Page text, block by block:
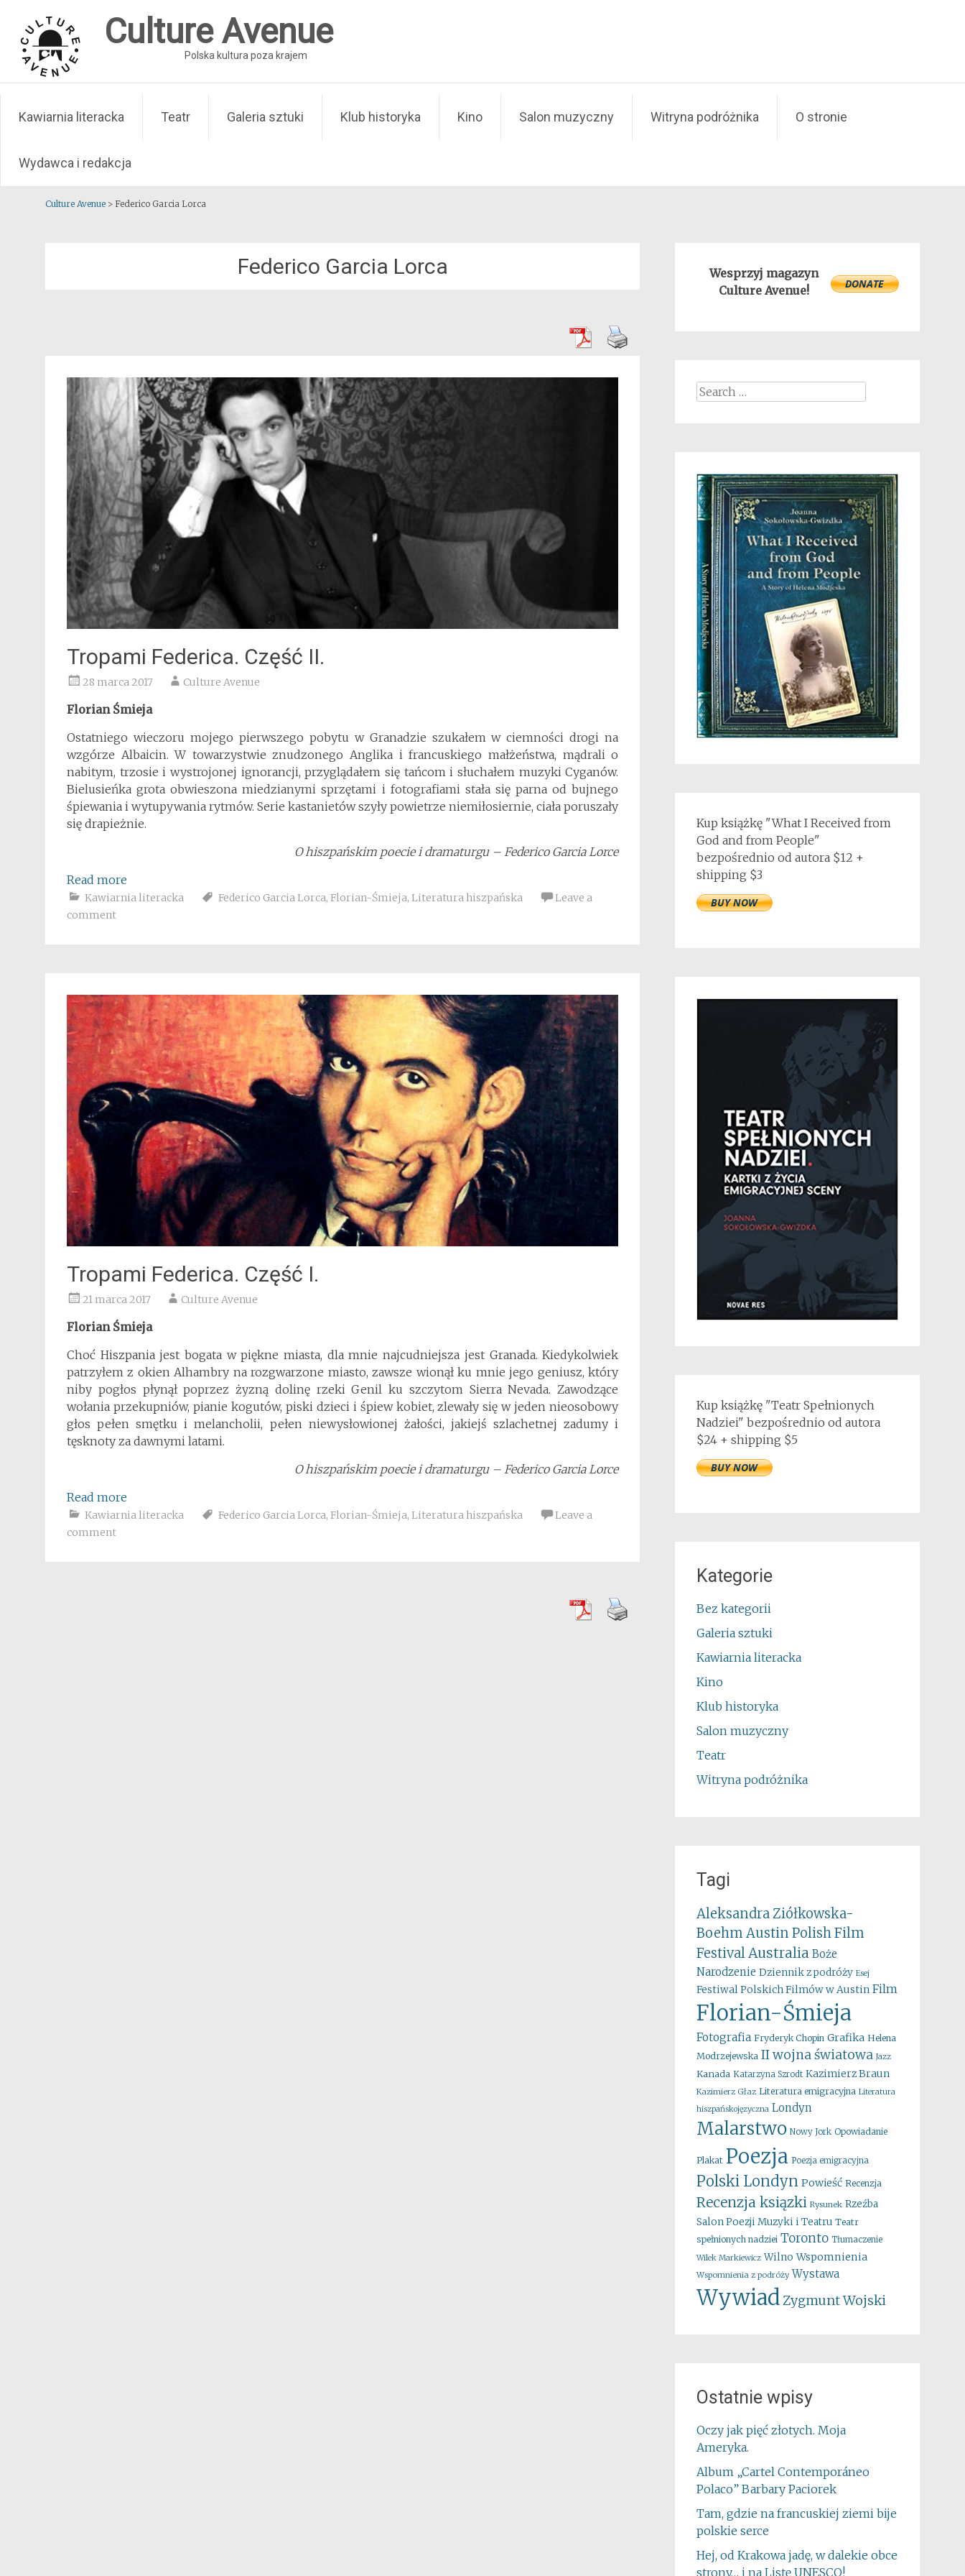
content
Culture Avenue
Polska kultura poza krajem
Kawiarnia literacka Teatr Galeria sztuki Klub historyka Kino Salon muzyczny Witryna podróżnika O stronie
Wydawca i redakcja
Culture Avenue > Federico Garcia Lorca
Federico Garcia Lorca
Tropami Federica. Część II.
28 marca 2017 Culture Avenue
Florian Śmieja
Ostatniego wieczoru mojego pierwszego pobytu w Granadzie szukałem w ciemności drogi na
wzgórze Albaicin. W towarzystwie znudzonego Anglika i francuskiego małżeństwa, mądrali o
nabitym, trzosie i wystrojonej ignorancji, przyglądałem się tańcom i słuchałem muzyki Cyganów.
Bielusieńka grota obwieszona miedzianymi sprzętami i fotografiami stała się parna od bujnego
śpiewania i wytupywania rytmów. Serie kastanietów szyły powietrze niemiłosiernie, ciała poruszały
się drapieżnie.
O hiszpańskim poecie i dramaturgu – Federico Garcia Lorce
Read more
Kawiarnia literacka Federico Garcia Lorca, Florian-Śmieja, Literatura hiszpańska
Leave a
comment
Tropami Federica. Część I.
21 marca 2017 Culture Avenue
Florian Śmieja
Choć Hiszpania jest bogata w piękne miasta, dla mnie najcudniejsza jest Granada. Kiedykolwiek
patrzyłem z okien Alhambry na rozgwarzone miasto, zawsze wionął ku mnie jego geniusz, który
niby pogłos płynął poprzez żyzną dolinę rzeki Genil ku szczytom Sierra Nevada. Zawodzące
wołania przekupniów, pianie kogutów, piski dzieci i śpiew kobiet, zlewały się w jeden nieosobowy
głos pełen smętku i melancholii, pełen niewysłowionej żałości, jakiejś szlachetnej zadumy i
tęsknoty za dawnymi latami.
O hiszpańskim poecie i dramaturgu – Federico Garcia Lorce
Read more
Kawiarnia literacka Federico Garcia Lorca, Florian-Śmieja, Literatura hiszpańska
Leave a
comment
Wesprzyj magazyn
Culture Avenue!
Search
Kup książkę "What I Received from
God and from People"
bezpośrednio od autora $12 +
shipping $3
Kup książkę "Teatr Spełnionych
Nadziei" bezpośrednio od autora
$24 + shipping $5
Kategorie
Bez kategorii
Galeria sztuki
Kawiarnia literacka
Kino
Klub historyka
Salon muzyczny
Teatr
Witryna podróżnika
Tagi
Aleksandra Ziółkowska-
Boehm Austin Polish Film
FestivalAustralia Boże
Narodzenie Dziennik z podróży Esej
Festiwal Polskich Filmów w Austin Film
Florian-Śmieja
Fotografia Fryderyk Chopin Grafika Helena
Modrzejewska II wojna światowa Jazz
Kanada Katarzyna Szrodt Kazimierz Braun
Kazimierz Głaz Literatura emigracyjna Literatura
hiszpańskojęzyczna Londyn
Malarstwo Nowy Jork Opowiadanie
Plakat Poezja Poezja emigracyjna
Polski Londyn Powieść Recenzja
Recenzja ksiązki Rysunek Rzeźba
Salon Poezji Muzyki i Teatru Teatr
spełnionych nadziei Toronto Tłumaczenie
Wilek Markiewicz Wilno Wspomnienia
Wspomnienia z podróży Wystawa
WywiadZygmunt Wojski
Ostatnie wpisy
Oczy jak pięć złotych. Moja
Ameryka.
Album „Cartel Contemporáneo
Polaco” Barbary Paciorek
Tam, gdzie na francuskiej ziemi bije
polskie serce
Hej, od Krakowa jadę, w dalekie obce
strony… i na Listę UNESCO!